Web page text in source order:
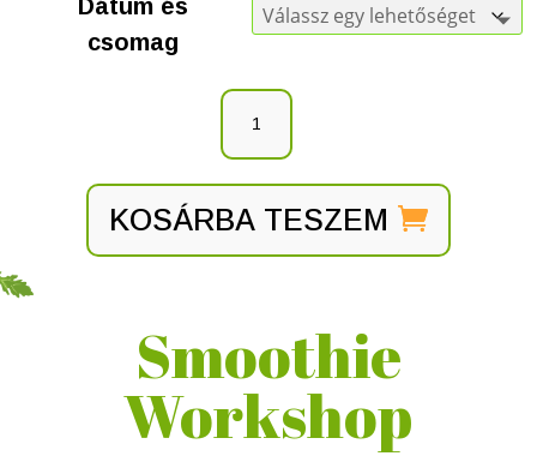
Dátum és
csomag
KOSÁRBA TESZEM
Smoothie
Workshop